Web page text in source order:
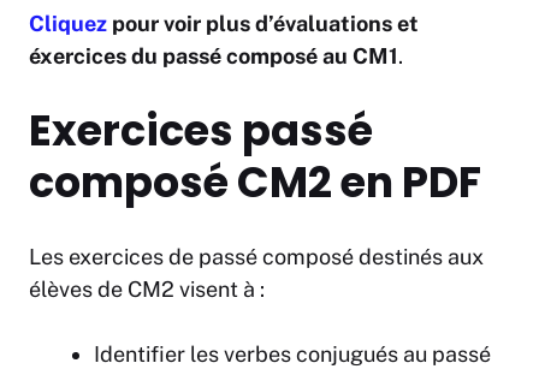
Cliquez pour voir plus d’évaluations et
éxercices du passé composé au CM1.
Exercices passé
composé CM2 en PDF
Les exercices de passé composé destinés aux
élèves de CM2 visent à :
Identifier les verbes conjugués au passé